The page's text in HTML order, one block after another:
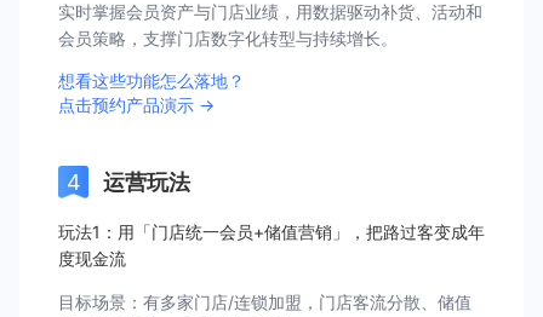
实时掌握会员资产与门店业绩，用数据驱动补货、活动和
会员策略，支撑门店数字化转型与持续增长。
想看这些功能怎么落地？
点击预约产品演示 →
运营玩法
玩法1：用「门店统一会员+储值营销」，把路过客变成年
度现金流
目标场景：有多家门店/连锁加盟，门店客流分散、储值